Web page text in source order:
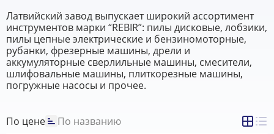
Латвийский завод выпускает широкий ассортимент
инструментов марки “REBIR”: пилы дисковые, лобзики,
пилы цепные электрические и бензиномоторные,
рубанки, фрезерные машины, дрели и
аккумуляторные сверлильные машины, смесители,
шлифовальные машины, плиткорезные машины,
погружные насосы и прочее.
По цене
По названию